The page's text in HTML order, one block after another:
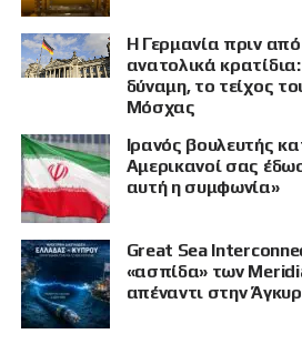
ΠΡΟΒΟΛΗ
Η Γερμανία πριν
ανατολικά
δύναμη, το τείχος
Μόσχας
Ιρανός βουλευτής
Αμερικανοί σας
αυτή η συμφωνία»
Great Sea
«ασπίδα» των
απέναντι στην